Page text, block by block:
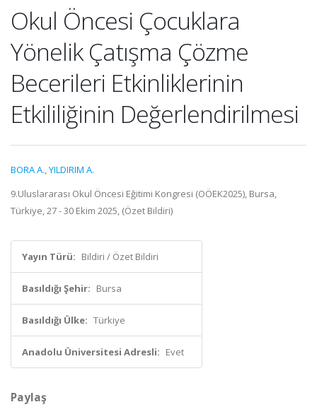
Okul Öncesi Çocuklara
Yönelik Çatışma Çözme
Becerileri Etkinliklerinin
Etkililiğinin Değerlendirilmesi
BORA A.,YILDIRIM A.
9.Uluslararası Okul Öncesi Eğitimi Kongresi (OÖEK2025), Bursa,
Türkiye, 27 - 30 Ekim 2025, (Özet Bildiri)
Yayın Türü: Bildiri / Özet Bildiri
Basıldığı Şehir: Bursa
Basıldığı Ülke: Türkiye
Anadolu Üniversitesi Adresli: Evet
Paylaş